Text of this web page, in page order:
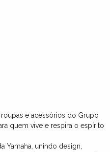
e acessórios do Grupo
quem vive e respira o espírito
Yamaha, unindo design,